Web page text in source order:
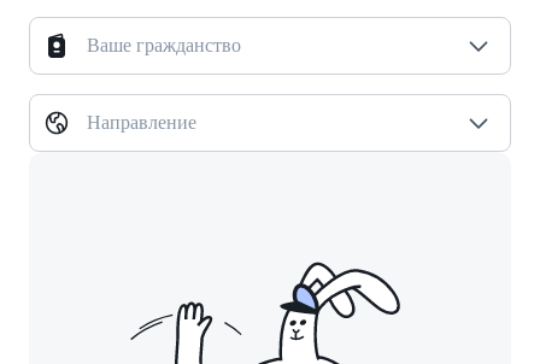
Ваше гражданство
Направление